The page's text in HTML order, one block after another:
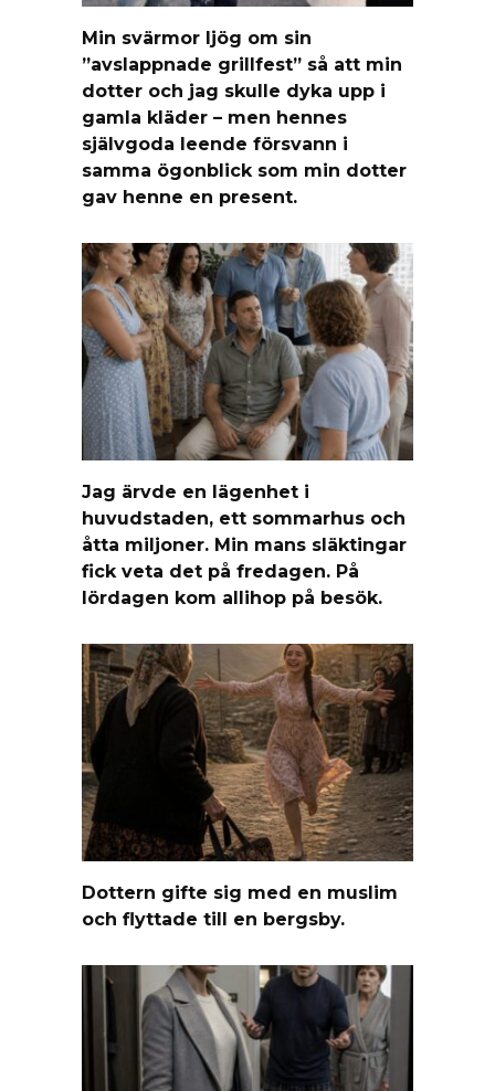
Min svärmor ljög om sin
”avslappnade grillfest” så att min
dotter och jag skulle dyka upp i
gamla kläder – men hennes
självgoda leende försvann i
samma ögonblick som min dotter
gav henne en present.
Jag ärvde en lägenhet i
huvudstaden, ett sommarhus och
åtta miljoner. Min mans släktingar
fick veta det på fredagen. På
lördagen kom allihop på besök.
Dottern gifte sig med en muslim
och flyttade till en bergsby.